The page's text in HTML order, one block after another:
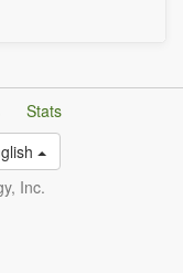
Stats
Inc.